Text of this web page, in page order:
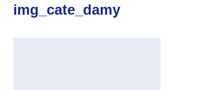
img_cate_damy